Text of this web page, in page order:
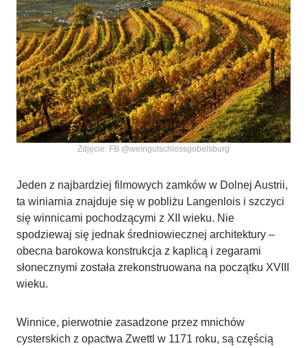
Zdjęcie: FB @weingutschlossgobelsburg
Jeden z najbardziej filmowych zamków w Dolnej Austrii,
ta winiarnia znajduje się w pobliżu Langenlois i szczyci
się winnicami pochodzącymi z XII wieku. Nie
spodziewaj się jednak średniowiecznej architektury –
obecna barokowa konstrukcja z kaplicą i zegarami
słonecznymi została zrekonstruowana na początku XVIII
wieku.
Winnice, pierwotnie zasadzone przez mnichów
cysterskich z opactwa Zwettl w 1171 roku, są częścią